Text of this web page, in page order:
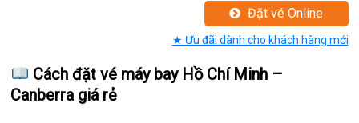
Đặt vé Online
★ Ưu đãi dành cho khách hàng mới
Cách đặt vé máy bay Hồ Chí Minh –
Canberra giá rẻ